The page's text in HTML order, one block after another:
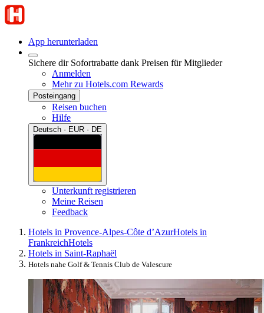
App herunterladen
Sichere dir Sofortrabatte dank Preisen für Mitglieder
Anmelden
Mehr zu Hotels.com Rewards
Posteingang
Reisen buchen
Hilfe
Deutsch · EUR · DE
Unterkunft registrieren
Meine Reisen
Feedback
Hotels in Provence-Alpes-Côte d’AzurHotels in
FrankreichHotels
Hotels in Saint-Raphaël
Hotels nahe Golf & Tennis Club de Valescure